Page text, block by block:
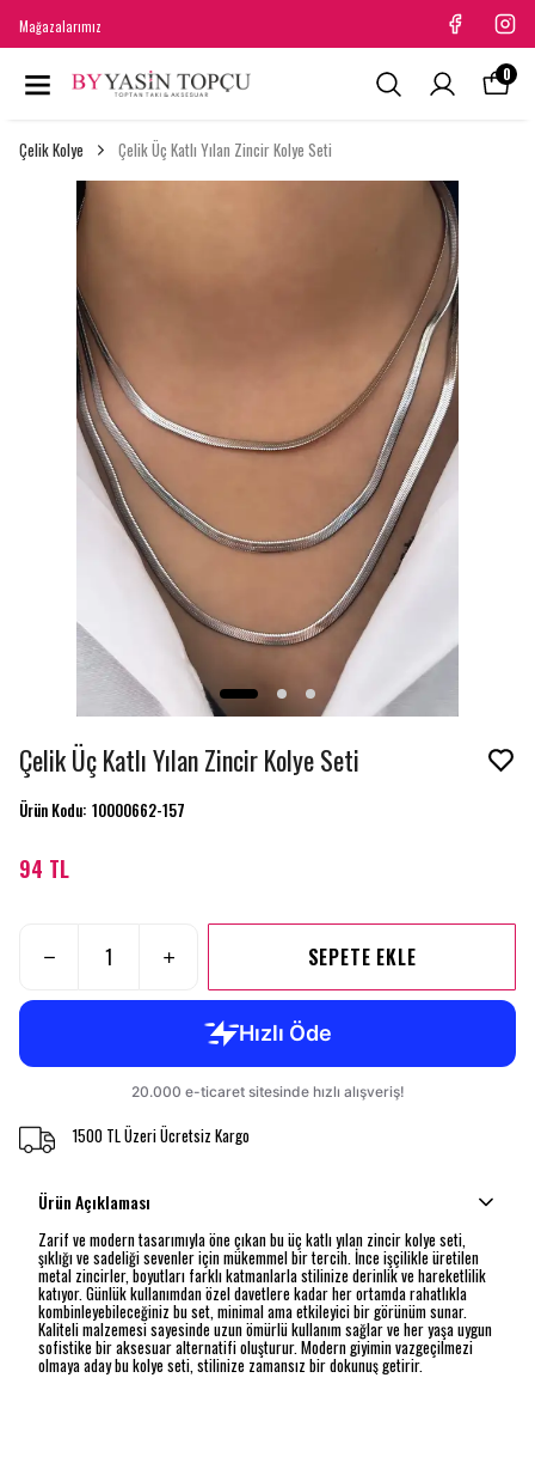
Mağazalarımız
0
Çelik Kolye Çelik Üç Katlı Yılan Zincir Kolye Seti
Çelik Üç Katlı Yılan Zincir Kolye Seti
Ürün Kodu: 10000662-157
94 TL
SEPETE EKLE
1500 TL Üzeri Ücretsiz Kargo
Ürün Açıklaması
Zarif ve modern tasarımıyla öne çıkan bu üç katlı yılan zincir kolye seti,
şıklığı ve sadeliği sevenler için mükemmel bir tercih. İnce işçilikle üretilen
metal zincirler, boyutları farklı katmanlarla stilinize derinlik ve hareketlilik
katıyor. Günlük kullanımdan özel davetlere kadar her ortamda rahatlıkla
kombinleyebileceğiniz bu set, minimal ama etkileyici bir görünüm sunar.
Kaliteli malzemesi sayesinde uzun ömürlü kullanım sağlar ve her yaşa uygun
sofistike bir aksesuar alternatifi oluşturur. Modern giyimin vazgeçilmezi
olmaya aday bu kolye seti, stilinize zamansız bir dokunuş getirir.